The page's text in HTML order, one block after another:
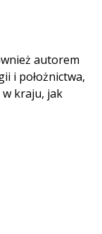
autorem
i położnictwa,
w kraju, jak